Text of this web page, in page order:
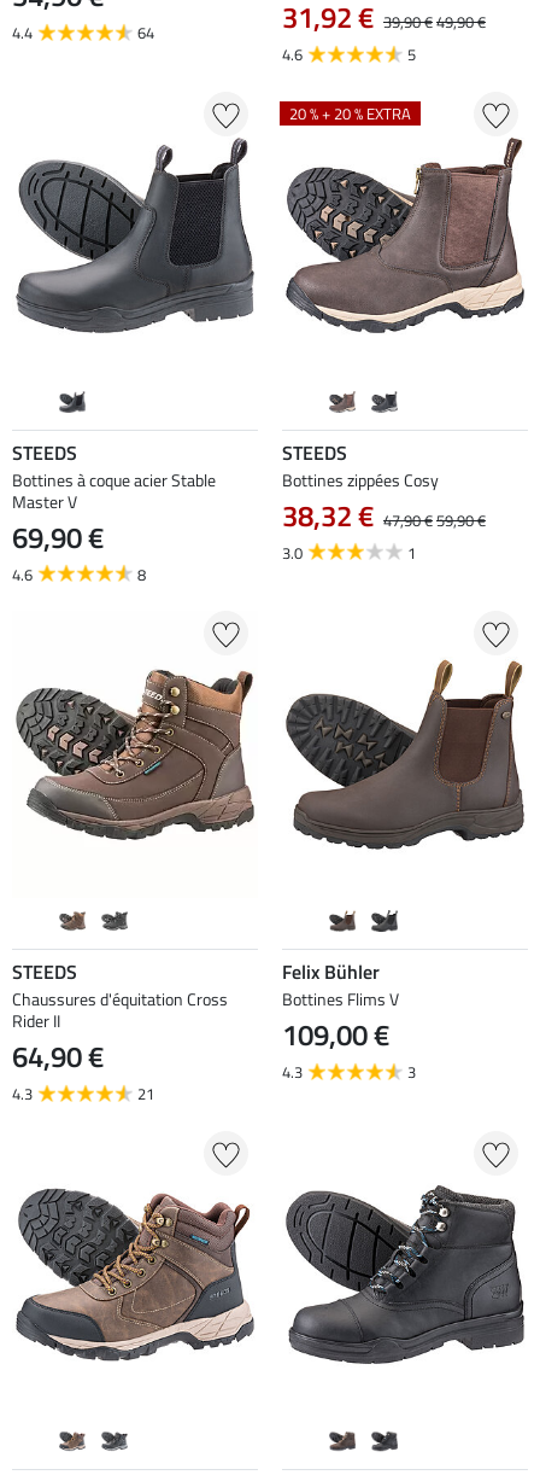
4.4 64 31,92 € 39,90 €49,90 €
4.6
5
STEEDS
Bottines à coque acier Stable
Master V
69,90 €
4.6 8
20 % + 20 % EXTRA
STEEDS
Bottines zippées Cosy
38,32 € 47,90 €59,90 €
3.0
1
STEEDS
Chaussures d'équitation Cross
Rider II
64,90 €
4.3 21
Felix Bühler
Bottines Flims V
109,00 €
4.3 3